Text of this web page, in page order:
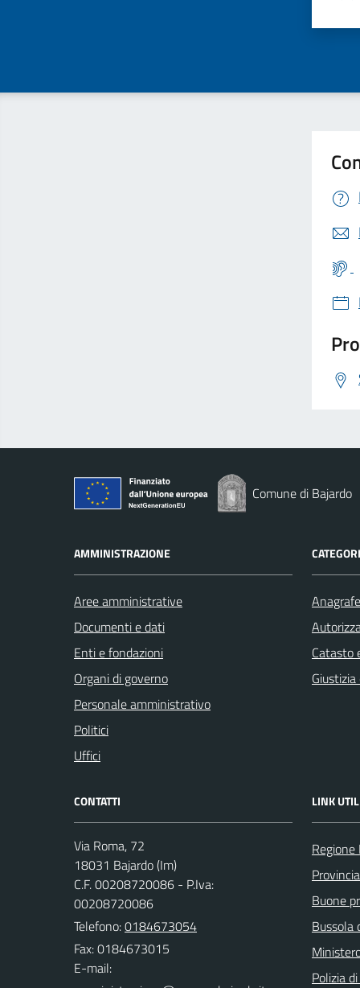
Comune di Bajardo
AMMINISTRAZIONE
Aree amministrative
Documenti e dati
Enti e fondazioni
Organi di governo
Personale amministrativo
Politici
Uffici
Catasto
CONTATTI
Via Roma, 72
18031 Bajardo (Im)
C.F. 00208720086 - P.Iva:
00208720086
Telefono:0184673054
Fax: 0184673015
E-mail:
LINK
Regione
Buone
Bussola
Polizia